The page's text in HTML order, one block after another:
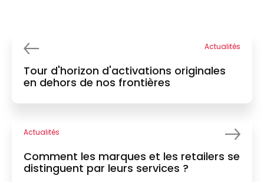
Actualités
Tour d'horizon d'activations originales
en dehors de nos frontières
Actualités
Comment les marques et les retailers se
distinguent par leurs services ?